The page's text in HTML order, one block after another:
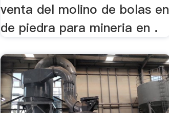
venta del molino de bolas en
de piedra para mineria en .